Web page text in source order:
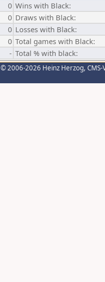
0 Wins with Black:
0 Draws with Black:
0 Losses with Black:
0 Total games with Black:
- Total % with black:
© 2006-2026 Heinz Herzog,